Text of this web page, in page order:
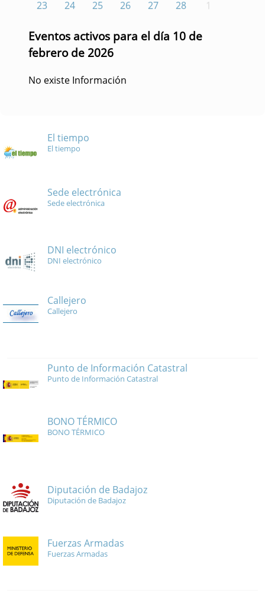
23
24 25 26 27 28 1
Eventos activos para el día 10 de
febrero de 2026
No existe Información
El tiempo
El tiempo
Sede electrónica
Sede electrónica
DNI electrónico
DNI electrónico
Callejero
Callejero
Punto de Información Catastral
Punto de Información Catastral
BONO TÉRMICO
BONO TÉRMICO
Diputación de Badajoz
Diputación de Badajoz
Fuerzas Armadas
Fuerzas Armadas